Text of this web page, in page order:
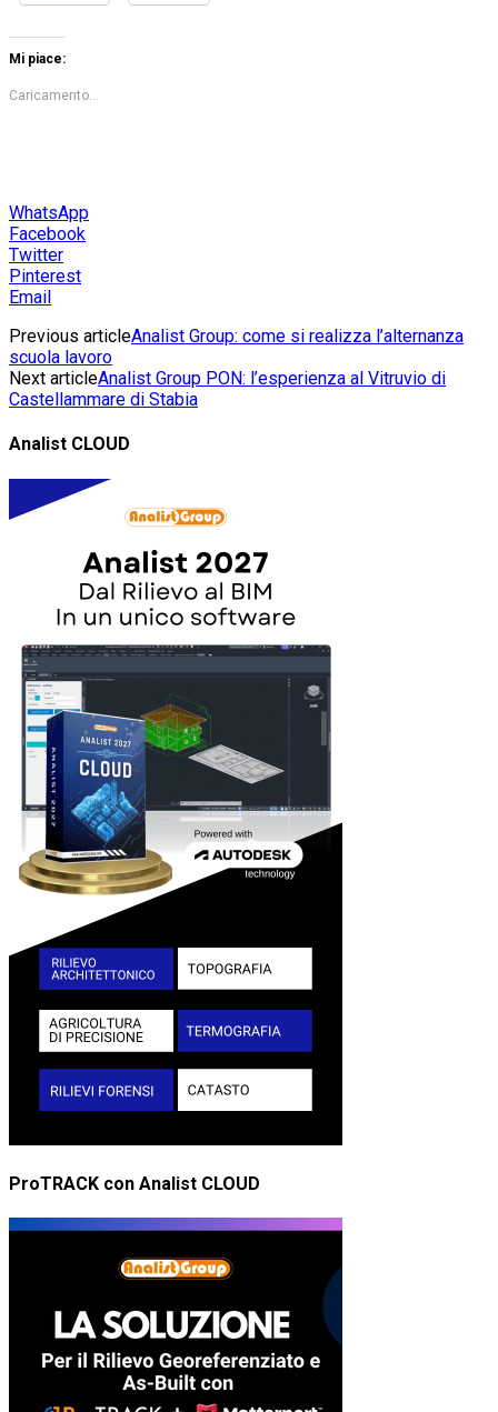
Mi piace:
Caricamento...
WhatsApp
Facebook
Twitter
Pinterest
Email
Previous articleAnalist Group: come si realizza l’alternanza
scuola lavoro
Next articleAnalist Group PON: l’esperienza al Vitruvio di
Castellammare di Stabia
Analist CLOUD
ProTRACK con Analist CLOUD